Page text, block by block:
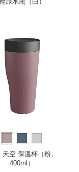
空 保溫杯（粉、
400ml）